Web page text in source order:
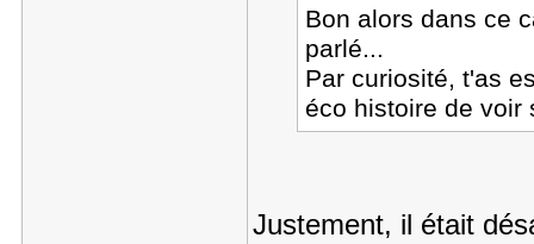
Bon alors dans ce
parlé...
Par curiosité, t'as
éco histoire de voir
Justement, il était